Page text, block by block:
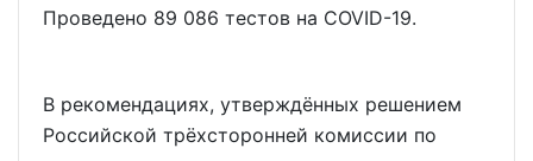
Проведено 89 086 тестов на COVID-19.
В рекомендациях, утверждённых решением
Российской трёхсторонней комиссии по